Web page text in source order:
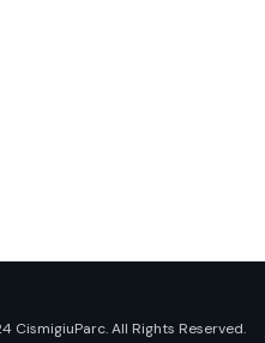
CismigiuParc. All Rights Reserved.